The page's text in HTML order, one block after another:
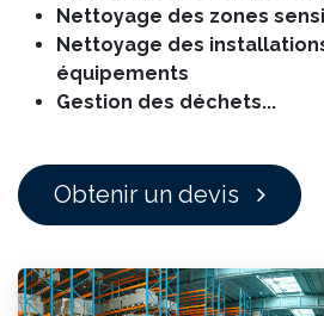
Nettoyage des zones
Nettoyage des
équipements
Gestion des déchets...
Obtenir un devis